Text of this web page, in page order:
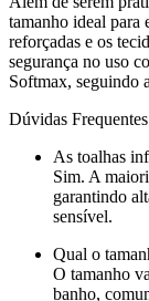
tamanho ideal para
reforçadas e os
segurança no uso
Softmax, seguindo
Dúvidas Frequentes
As toalhas
Sim. A
garantindo
sensível.
Qual o
O tamanho
banho,